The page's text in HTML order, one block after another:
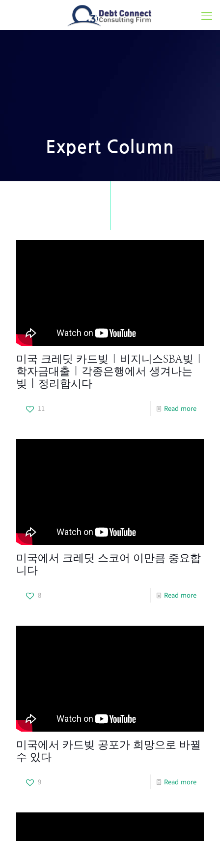
Expert Column
미국 크레딧 카드빚 | 비지니스SBA빚 |
학자금대출 | 각종은행에서 생겨나는
빚 | 정리합시다
11 Read more
미국에서 크레딧 스코어 이만큼 중요합
니다
8 Read more
미국에서 카드빚 공포가 희망으로 바뀔
수 있다
9 Read more